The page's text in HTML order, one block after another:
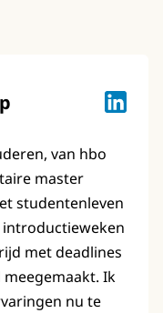
Lotte
van hbo
master
studentenleven
introductieweken
met deadlines
Ik
nu te